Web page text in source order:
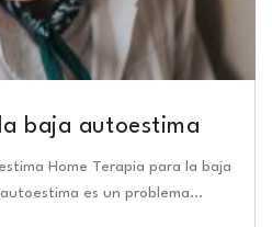
baja autoestima
Home Terapia para la baja
es un problema…